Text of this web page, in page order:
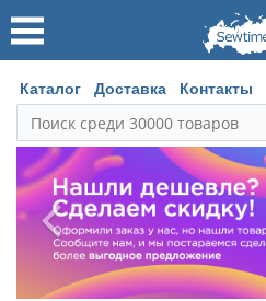
Каталог Доставка Контакты